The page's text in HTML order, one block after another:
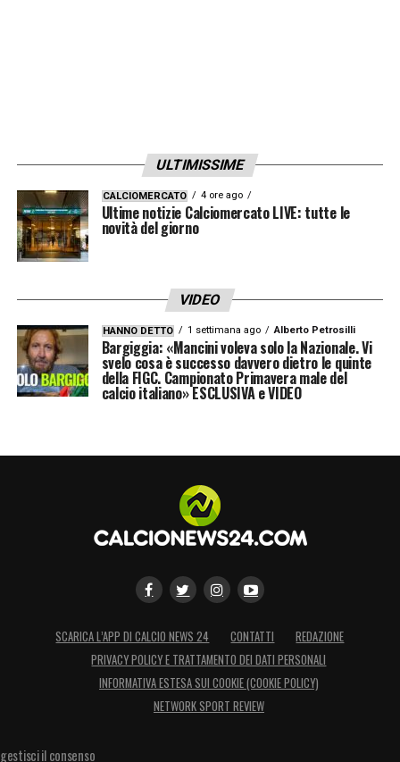
ULTIMISSIME
CALCIOMERCATO 4 ore ago
Ultime notizie Calciomercato LIVE: tutte le
novità del giorno
VIDEO
HANNO DETTO 1 settimana ago Alberto Petrosilli
Bargiggia: «Mancini voleva solo la Nazionale. Vi
svelo cosa è successo davvero dietro le quinte
della FIGC. Campionato Primavera male del
calcio italiano» ESCLUSIVA e VIDEO
SCARICA L’APP DI CALCIO NEWS 24 CONTATTI
REDAZIONE
PRIVACY POLICY E TRATTAMENTO DEI DATI PERSONALI
INFORMATIVA ESTESA SUI COOKIE (COOKIE POLICY)
NETWORK SPORT REVIEW
gestisci il consenso